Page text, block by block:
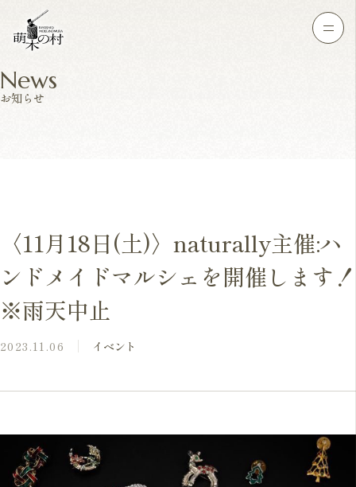
News
お知らせ
〈11月18日(土)〉naturally主催:ハ
ンドメイドマルシェを開催します！
※雨天中止
2023.11.06 イベント